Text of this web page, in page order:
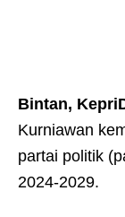
Bintan,
Kurniawan
partai politik
2024-2029.